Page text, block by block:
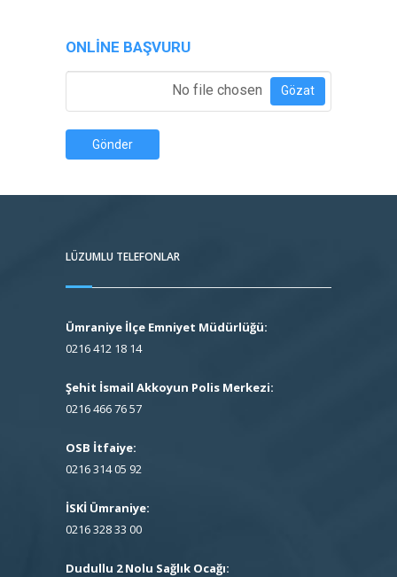
ONLINE BAŞVURU
No file chosen Gözat
Gönder
LÜZUMLU TELEFONLAR
Ümraniye İlçe Emniyet Müdürlüğü:
0216 412 18 14
Şehit İsmail Akkoyun Polis Merkezi:
0216 466 76 57
OSB İtfaiye:
0216 314 05 92
İSKİ Ümraniye:
0216 328 33 00
Dudullu 2 Nolu Sağlık Ocağı: